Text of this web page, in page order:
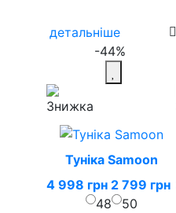
детальніше
-44%
Туніка Samoon
4 998 грн 2 799 грн
48
50